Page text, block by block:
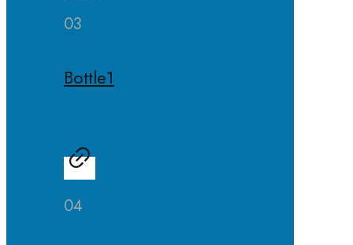
03
Bottle1
04